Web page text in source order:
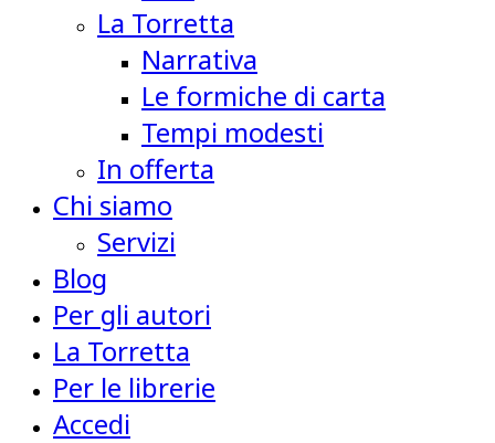
La Torretta
Narrativa
Le formiche di carta
Tempi modesti
In offerta
Chi siamo
Servizi
Blog
Per gli autori
La Torretta
Per le librerie
Accedi